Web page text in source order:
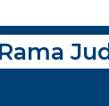
Rama